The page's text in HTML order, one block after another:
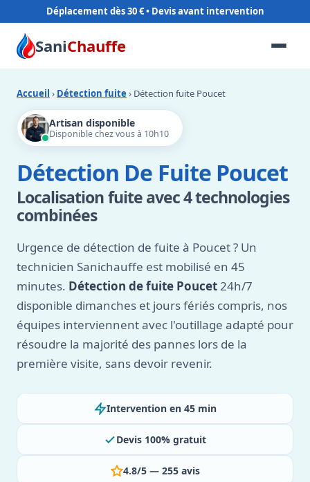
Déplacement dès 30 €
SaniChauffe
Accueil › Détection fuite › Détection fuite Poucet
Artisan disponible
Disponible chez vous à 10h10
Détection De Fuite Poucet
Localisation fuite avec 4 technologies
combinées
Urgence de détection de fuite à Poucet ? Un
technicien Sanichauffe est mobilisé en 45
minutes. Détection de fuite Poucet24h/7
disponible dimanches et jours fériés compris, nos
équipes interviennent avec l'outillage adapté pour
résoudre la majorité des pannes lors de la
première visite, sans devoir revenir.
Intervention en 45 min
Devis 100% gratuit
4.8/5 — 255 avis